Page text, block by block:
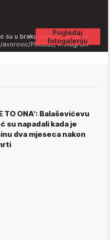
Pogledaj
fotogaleriju
su u braku dobili troje djece
PIXSELL, Instagram
TO ONA': Balaševićevu
su napadali kada je
dva mjeseca nakon